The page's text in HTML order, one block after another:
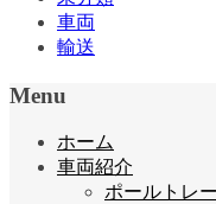
車両
輸送
Menu
ホーム
車両紹介
ポールトレ